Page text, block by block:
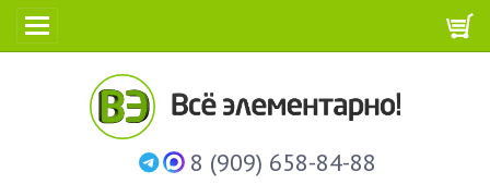
8 (909) 658-84-88